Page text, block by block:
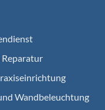
Wandbeleuchtung